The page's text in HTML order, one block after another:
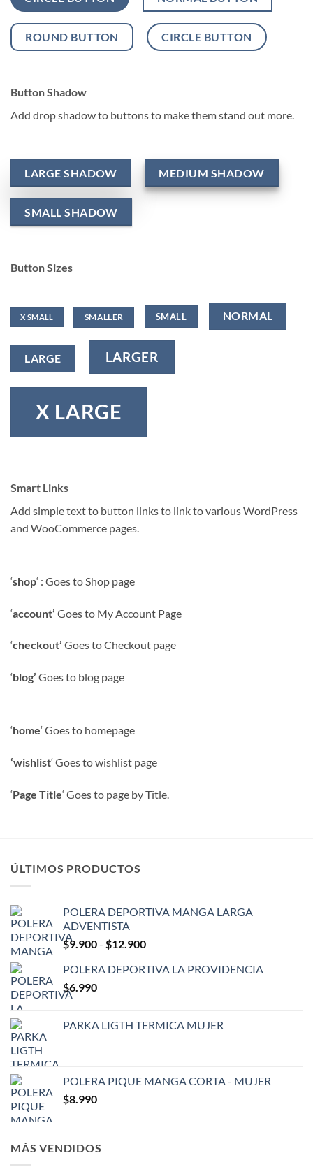
ROUND BUTTON CIRCLE BUTTON
Button Shadow
Add drop shadow to buttons to make them stand out more.
LARGE SHADOW MEDIUM SHADOW
SMALL SHADOW
Button Sizes
X SMALL SMALLER SMALL NORMAL
LARGE LARGER
X LARGE
Smart Links
Add simple text to button links to link to various WordPress
and WooCommerce pages.
‘shop‘ : Goes to Shop page
‘account’ Goes to My Account Page
‘checkout’ Goes to Checkout page
‘blog’ Goes to blog page
‘home‘ Goes to homepage
‘wishlist‘ Goes to wishlist page
‘Page Title‘ Goes to page by Title.
ÚLTIMOS PRODUCTOS
POLERA DEPORTIVA MANGA LARGA
ADVENTISTA
$9.900- $12.900Rango
precios:
$12.900
POLERA DEPORTIVA LA PROVIDENCIA
$6.990
PARKA LIGTH TERMICA MUJER
POLERA PIQUE MANGA CORTA - MUJER
$8.990
MÁS VENDIDOS